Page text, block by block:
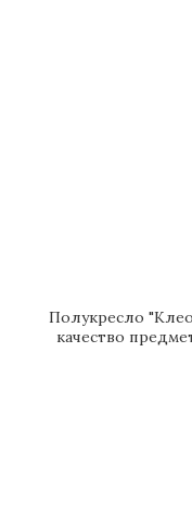
Полукресло
качество